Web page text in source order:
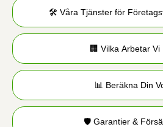
🛠️ Våra Tjänster för
🏢 Vilka Arbetar Vi
📊 Beräkna Din
🛡️ Garantier &